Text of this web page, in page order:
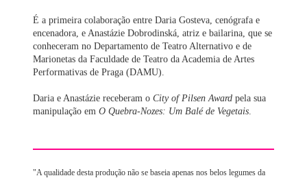
É a primeira colaboração entre Daria Gosteva, cenógrafa e
encenadora, e Anastázie Dobrodinská, atriz e bailarina, que se
conheceram no Departamento de Teatro Alternativo e de
Marionetas da Faculdade de Teatro da Academia de Artes
Performativas de Praga (DAMU).
Daria e Anastázie receberam oCity of Pilsen Award pela sua
manipulação emO Quebra-Nozes: Um Balé de Vegetais
"A qualidade desta produção não se baseia apenas nos belos legumes da